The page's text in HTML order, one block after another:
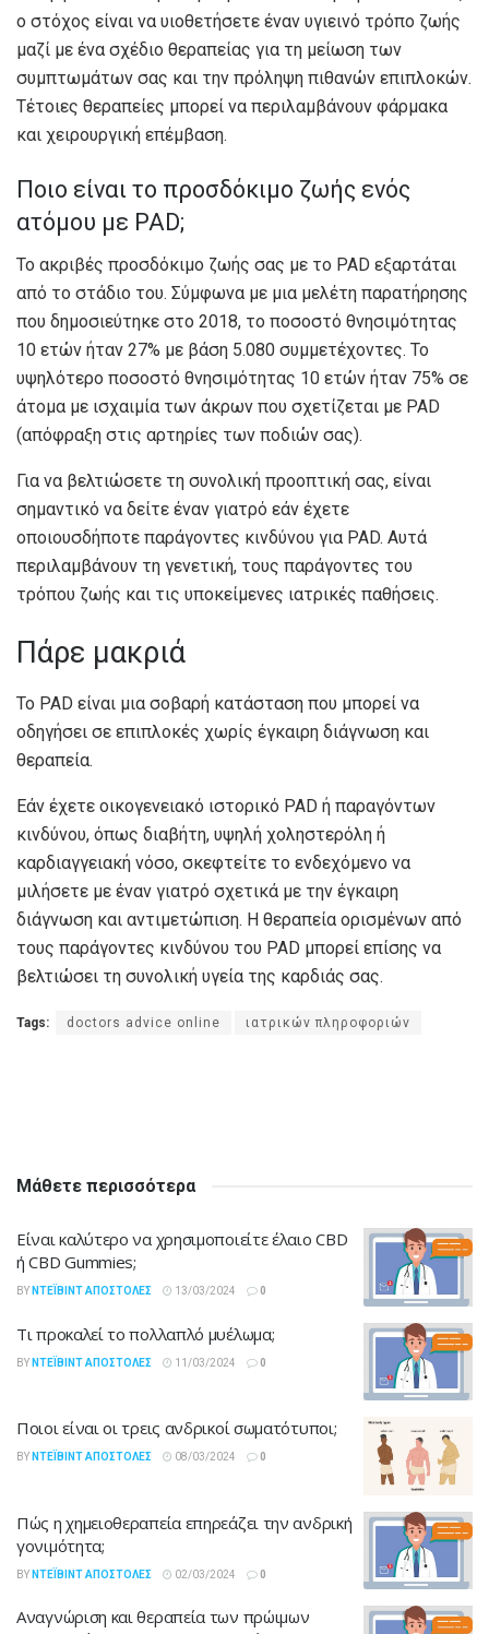
ο στόχος είναι να υιοθετήσετε έναν υγιεινό τρόπο ζωής
μαζί με ένα σχέδιο θεραπείας για τη μείωση των
συμπτωμάτων σας και την πρόληψη πιθανών επιπλοκών.
Τέτοιες θεραπείες μπορεί να περιλαμβάνουν φάρμακα
και χειρουργική επέμβαση.
Ποιο είναι το προσδόκιμο ζωής ενός
ατόμου με PAD;
Το ακριβές προσδόκιμο ζωής σας με το PAD εξαρτάται
από το στάδιο του. Σύμφωνα με μια μελέτη παρατήρησης
που δημοσιεύτηκε στο 2018, το ποσοστό θνησιμότητας
10 ετών ήταν 27% με βάση 5.080 συμμετέχοντες. Το
υψηλότερο ποσοστό θνησιμότητας 10 ετών ήταν 75% σε
άτομα με ισχαιμία των άκρων που σχετίζεται με PAD
(απόφραξη στις αρτηρίες των ποδιών σας).
Για να βελτιώσετε τη συνολική προοπτική σας, είναι
σημαντικό να δείτε έναν γιατρό εάν έχετε
οποιουσδήποτε παράγοντες κινδύνου για PAD. Αυτά
περιλαμβάνουν τη γενετική, τους παράγοντες του
τρόπου ζωής και τις υποκείμενες ιατρικές παθήσεις.
Πάρε μακριά
Το PAD είναι μια σοβαρή κατάσταση που μπορεί να
οδηγήσει σε επιπλοκές χωρίς έγκαιρη διάγνωση και
θεραπεία.
Εάν έχετε οικογενειακό ιστορικό PAD ή παραγόντων
κινδύνου, όπως διαβήτη, υψηλή χοληστερόλη ή
καρδιαγγειακή νόσο, σκεφτείτε το ενδεχόμενο να
μιλήσετε με έναν γιατρό σχετικά με την έγκαιρη
διάγνωση και αντιμετώπιση. Η θεραπεία ορισμένων από
τους παράγοντες κινδύνου του PAD μπορεί επίσης να
βελτιώσει τη συνολική υγεία της καρδιάς σας.
Tags: doctors advice online ιατρικών πληροφοριών
Μάθετε περισσότερα
Είναι καλύτερο να χρησιμοποιείτε έλαιο CBD
ή CBD Gummies;
BY ΝΤΈΙΒΙΝΤ ΑΠΟΣΤΌΛΕΣ 13/03/2024 0
Τι προκαλεί το πολλαπλό μυέλωμα;
BY ΝΤΈΙΒΙΝΤ ΑΠΟΣΤΌΛΕΣ 11/03/2024 0
Ποιοι είναι οι τρεις ανδρικοί σωματότυποι;
BY ΝΤΈΙΒΙΝΤ ΑΠΟΣΤΌΛΕΣ 08/03/2024 0
Πώς η χημειοθεραπεία επηρεάζει την ανδρική
γονιμότητα;
BY ΝΤΈΙΒΙΝΤ ΑΠΟΣΤΌΛΕΣ 02/03/2024 0
Αναγνώριση και θεραπεία των πρώιμων